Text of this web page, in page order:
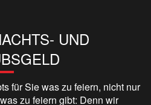
UND
für Sie was zu feiern, nicht nur
zu feiern gibt: Denn wir